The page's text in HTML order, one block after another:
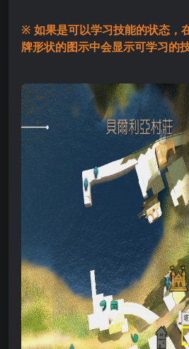
※ 如果是可以学习技能的状态，
牌形状的图示中会显示可学习的技